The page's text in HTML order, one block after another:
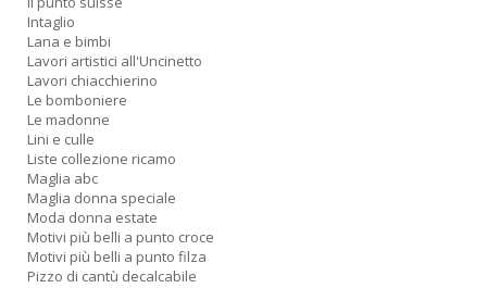
Intaglio
Lana e bimbi
Lavori artistici all'Uncinetto
Lavori chiacchierino
Le bomboniere
Le madonne
Lini e culle
Liste collezione ricamo
Maglia abc
Maglia donna speciale
Moda donna estate
Motivi più belli a punto croce
Motivi più belli a punto filza
Pizzo di cantù decalcabile